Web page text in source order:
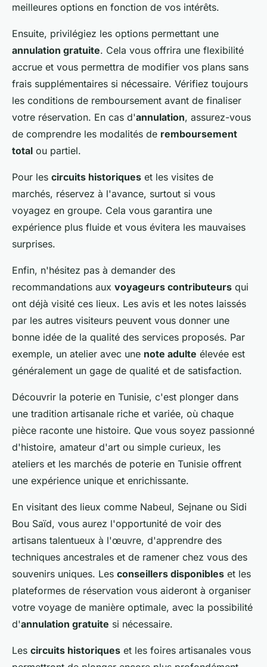
meilleures options en fonction de vos intérêts.
Ensuite, privilégiez les options permettant une
annulation gratuite. Cela vous offrira une flexibilité
accrue et vous permettra de modifier vos plans sans
frais supplémentaires si nécessaire. Vérifiez toujours
les conditions de remboursement avant de finaliser
votre réservation. En cas d'annulation, assurez-vous
de comprendre les modalités de remboursement
total ou partiel.
Pour les circuits historiques et les visites de
marchés, réservez à l'avance, surtout si vous
voyagez en groupe. Cela vous garantira une
expérience plus fluide et vous évitera les mauvaises
surprises.
Enfin, n'hésitez pas à demander des
recommandations aux voyageurs contributeurs qui
ont déjà visité ces lieux. Les avis et les notes laissés
par les autres visiteurs peuvent vous donner une
bonne idée de la qualité des services proposés. Par
exemple, un atelier avec une note adulte élevée est
généralement un gage de qualité et de satisfaction.
Découvrir la poterie en Tunisie, c'est plonger dans
une tradition artisanale riche et variée, où chaque
pièce raconte une histoire. Que vous soyez passionné
d'histoire, amateur d'art ou simple curieux, les
ateliers et les marchés de poterie en Tunisie offrent
une expérience unique et enrichissante.
En visitant des lieux comme Nabeul, Sejnane ou Sidi
Bou Saïd, vous aurez l'opportunité de voir des
artisans talentueux à l'œuvre, d'apprendre des
techniques ancestrales et de ramener chez vous des
souvenirs uniques. Les conseillers disponibles et les
plateformes de réservation vous aideront à organiser
votre voyage de manière optimale, avec la possibilité
d'annulation gratuite si nécessaire.
Les circuits historiques et les foires artisanales vous